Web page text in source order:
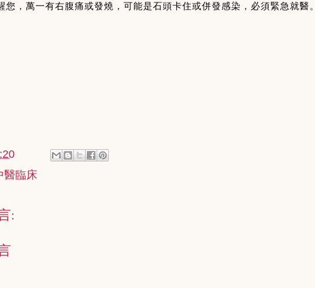
您，萬一有右腹痛或發燒，可能是石頭卡住或併發感染，必須緊急就醫。
醫臨床
: